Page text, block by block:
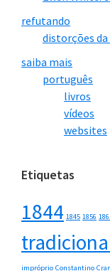
refutando
distorções
saiba mais
português
livros
vídeos
websites
Etiquetas
1844 1845 1856
impróprio Constantino